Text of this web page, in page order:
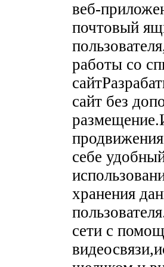
веб-
почтовый
работы со
сайт без
себе
хранения
сети с